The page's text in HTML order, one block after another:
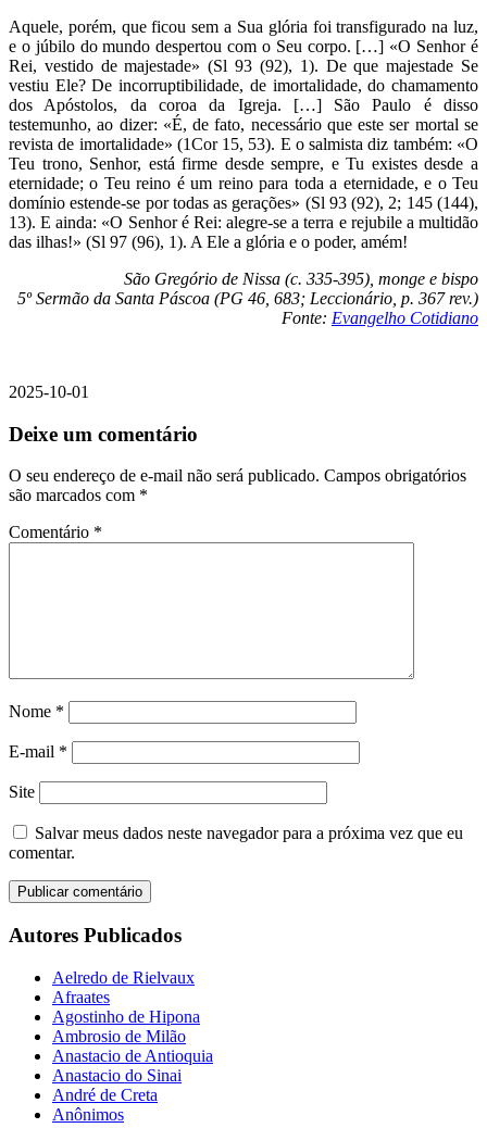
Aquele, porém, que ficou sem a Sua glória foi transfigurado na luz,
e o júbilo do mundo despertou com o Seu corpo. […] «O Senhor é
Rei, vestido de majestade» (Sl 93 (92), 1). De que majestade Se
vestiu Ele? De incorruptibilidade, de imortalidade, do chamamento
dos Apóstolos, da coroa da Igreja. […] São Paulo é disso
testemunho, ao dizer: «É, de fato, necessário que este ser mortal se
revista de imortalidade» (1Cor 15, 53). E o salmista diz também: «O
Teu trono, Senhor, está firme desde sempre, e Tu existes desde a
eternidade; o Teu reino é um reino para toda a eternidade, e o Teu
domínio estende-se por todas as gerações» (Sl 93 (92), 2; 145 (144),
13). E ainda: «O Senhor é Rei: alegre-se a terra e rejubile a multidão
das ilhas!» (Sl 97 (96), 1). A Ele a glória e o poder, amém!
São Gregório de Nissa (c. 335-395), monge e bispo
5º Sermão da Santa Páscoa (PG 46, 683; Leccionário, p. 367 rev.)
Fonte: Evangelho Cotidiano
2025-10-01
Deixe um comentário
O seu endereço de e-mail não será publicado. Campos obrigatórios
são marcados com *
Comentário *
Nome *
E-mail *
Site
Salvar meus dados neste navegador para a próxima vez que eu
comentar.
Autores Publicados
Aelredo de Rielvaux
Afraates
Agostinho de Hipona
Ambrosio de Milão
Anastacio de Antioquia
Anastacio do Sinai
André de Creta
Anônimos